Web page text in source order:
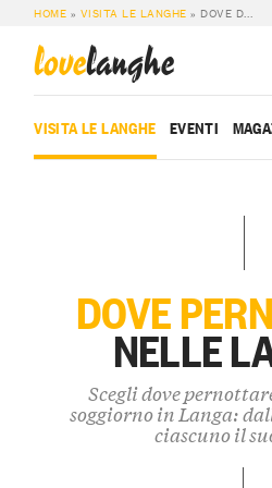
HOME » VISITA LE LANGHE » DOVE DORMIRE
lovelanghe
VISITA LE LANGHE EVENTI
DOVE
NELLE
Scegli dove
soggiorno in Langa:
ciascuno il